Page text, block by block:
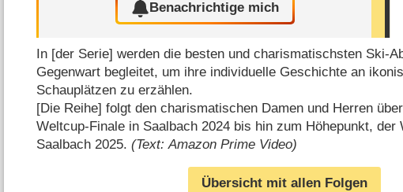
Benachrichtige mich
In [der Serie] werden die besten und charismatischsten Ski-
Gegenwart begleitet, um ihre individuelle Geschichte an
Schauplätzen zu erzählen.
[Die Reihe] folgt den charismatischen Damen und Herren
Weltcup-Finale in Saalbach 2024 bis hin zum Höhepunkt,
Saalbach 2025.(Text: Amazon Prime Video)
Übersicht mit allen Folgen